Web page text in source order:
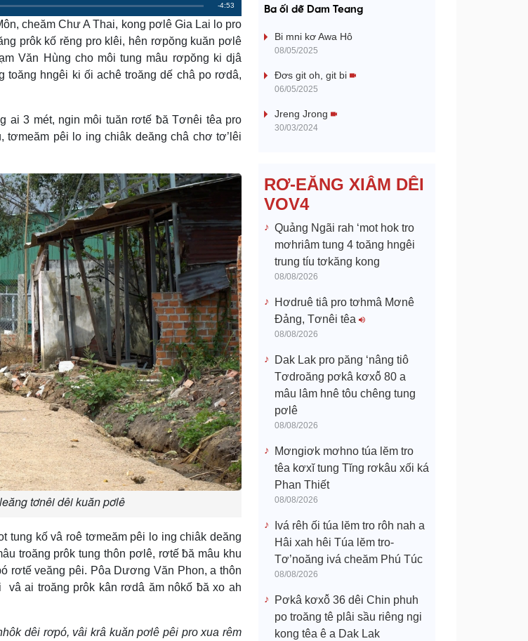
Remaining
Time
-4:53
cheăm Chư A Thai, kong pơlê Gia Lai lo pro
prôk kố rĕng pro klêi, hên rơpŏng kuăn pơlê
Văn Hùng cho môi tung mâu rơpŏng ki djâ
toăng hngêi ki ối achê troăng dế châ po rơdâ,
ai 3 mét, ngin môi tuăn rơtế ƀă Tơnêi têa pro
tơmeăm pêi lo ing chiâk deăng châ chơ tơ’lêi
tơnêi dêi kuăn pơlê
tung kố vâ roê tơmeăm pêi lo ing chiâk deăng
troăng prôk tung thôn pơlê, rơtế ƀă mâu khu
rơtế veăng pêi. Pôa Dương Văn Phon, a thôn
vâ ai troăng prôk kân rơdâ ăm nôkố ƀă xo ah
dêi rơpó, vâi krâ kuăn pơlê pêi pro xua rêm
a
y
V
o
Ba ối dê̆ Dam Teang
Bi mni kơ Awa Hô
08/05/2025
Đơs git oh, git bi
06/05/2025
Jreng Jrong
30/03/2024
RƠ-EĂNG XIÂM DÊI
VOV4
Quảng Ngãi rah ‘mot hok tro
mơhriâm tung 4 toăng hngêi
trung tíu tơkăng kong
08/08/2026
Hơdruê tiâ pro tơhmâ Mơnê
Đảng, Tơnêi têa
08/08/2026
Dak Lak pro păng ‘nâng tiô
Tơdroăng pơkâ kơxô̆ 80 a
mâu lâm hnê tôu chêng tung
pơlê
08/08/2026
Mơngiơk mơhno túa lĕm tro
têa kơxĭ tung Tĭng rơkâu xối ká
Phan Thiết
08/08/2026
Ivá rêh ối túa lĕm tro rôh nah a
Hâi xah hêi Túa lĕm tro-
Tơ’noăng ivá cheăm Phú Túc
08/08/2026
Pơkâ kơxô̆ 36 dêi Chin phuh
po troăng tê plâi sầu riêng ngi
kong têa ê a Dak Lak